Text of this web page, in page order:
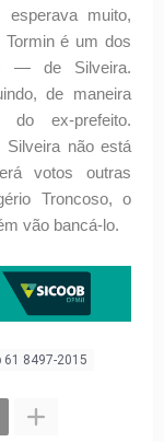
muito,
é um dos
— de Silveira.
de maneira
ex-prefeito.
Silveira não está
votos outras
Troncoso, o
vão bancá-lo.
61 8497-2015